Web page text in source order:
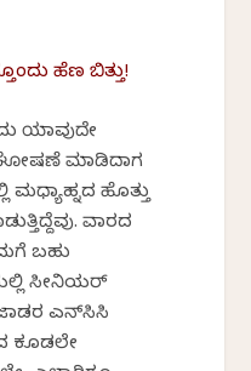
ಹೆಣ ಬಿತ್ತು!
ಯಾವುದೇ
ಘೋಷಣೆ ಮಾಡಿದಾಗ
ಮಧ್ಯಾಹ್ನದ ಹೊತ್ತು
ವಾರದ
ಬಹು
ಸೀನಿಯರ್
ಎನ್‌ಸಿಸಿ
ಕೂಡಲೇ